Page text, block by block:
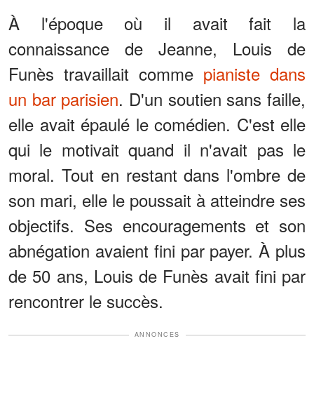
À l'époque où il avait fait la
connaissance de Jeanne, Louis de
Funès travaillait comme pianiste dans
un bar parisien. D'un soutien sans faille,
elle avait épaulé le comédien. C'est elle
qui le motivait quand il n'avait pas le
moral. Tout en restant dans l'ombre de
son mari, elle le poussait à atteindre ses
objectifs. Ses encouragements et son
abnégation avaient fini par payer. À plus
de 50 ans, Louis de Funès avait fini par
rencontrer le succès.
ANNONCES